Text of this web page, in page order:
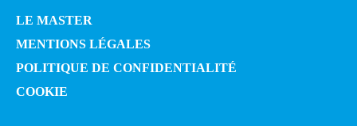
LE MASTER
MENTIONS LÉGALES
POLITIQUE DE CONFIDENTIALITÉ
COOKIE